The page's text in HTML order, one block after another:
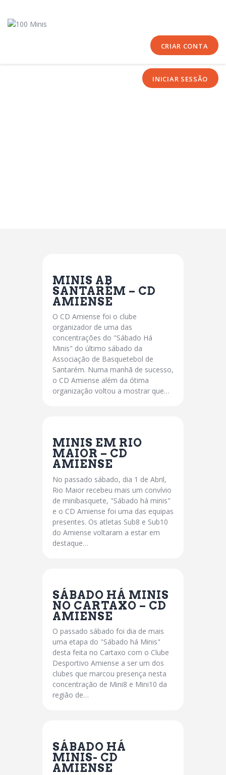
CRIAR CONTA
INICIAR SESSÃO
Sobre Nós
MINIS AB
SANTARÉM – CD
AMIENSE
O CD Amiense foi o clube
organizador de uma das
concentrações do "Sábado Há
Minis" do último sábado da
Associação de Basquetebol de
Santarém. Numa manhã de sucesso,
o CD Amiense além da ótima
organização voltou a mostrar que…
MINIS EM RIO
MAIOR – CD
AMIENSE
No passado sábado, dia 1 de Abril,
Rio Maior recebeu mais um convívio
de minibasquete, "Sábado há minis"
e o CD Amiense foi uma das equipas
presentes. Os atletas Sub8 e Sub10
do Amiense voltaram a estar em
destaque…
SÁBADO HÁ MINIS
NO CARTAXO – CD
AMIENSE
O passado sábado foi dia de mais
uma etapa do "Sábado há Minis"
desta feita no Cartaxo com o Clube
Desportivo Amiense a ser um dos
clubes que marcou presença nesta
concentração de Mini8 e Mini10 da
região de…
SÁBADO HÁ
MINIS- CD
AMIENSE